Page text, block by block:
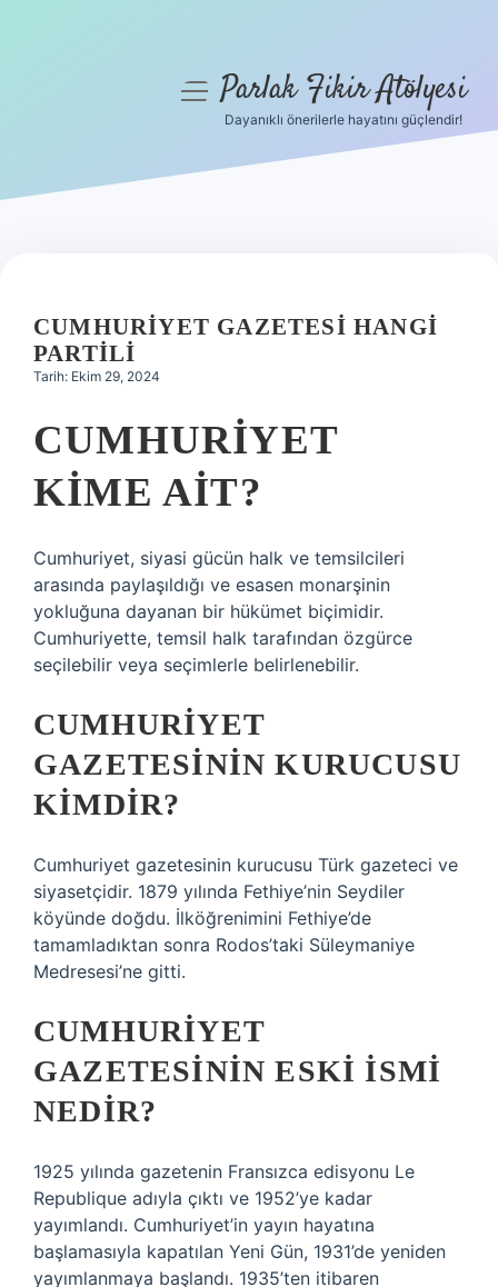
Hakkımızda
menüyüParlak Fikir Atölyesi
Dayanıklı önerilerle hayatını güçlendir!
CUMHURIYET GAZETESI HANGI
PARTILI
Tarih: Ekim 29, 2024
CUMHURIYET
KIME AIT?
Cumhuriyet, siyasi gücün halk ve temsilcileri
arasında paylaşıldığı ve esasen monarşinin
yokluğuna dayanan bir hükümet biçimidir.
Cumhuriyette, temsil halk tarafından özgürce
seçilebilir veya seçimlerle belirlenebilir.
CUMHURIYET
GAZETESININ KURUCUSU
KIMDIR?
Cumhuriyet gazetesinin kurucusu Türk gazeteci ve
siyasetçidir. 1879 yılında Fethiye’nin Seydiler
köyünde doğdu. İlköğrenimini Fethiye’de
tamamladıktan sonra Rodos’taki Süleymaniye
Medresesi’ne gitti.
CUMHURIYET
GAZETESININ ESKI ISMI
NEDIR?
1925 yılında gazetenin Fransızca edisyonu Le
Republique adıyla çıktı ve 1952’ye kadar
yayımlandı. Cumhuriyet’in yayın hayatına
başlamasıyla kapatılan Yeni Gün, 1931’de yeniden
yayımlanmaya başlandı. 1935’ten itibaren